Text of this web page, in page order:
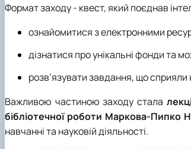
Формат заходу - квест, який поєднав
ознайомитися з електронними
дізнатися про унікальні фонди та
розв’язувати завдання, що
Важливою частиною заходу стала
бібліотечної роботи Маркова-Пипко
навчанні та науковій діяльності.